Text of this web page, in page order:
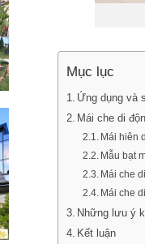
Mục lục
Ứng dụng và
Mái che di
Mái hiên
Mẫu bạt
Mái che
Mái che
Những lưu ý
Kết luận